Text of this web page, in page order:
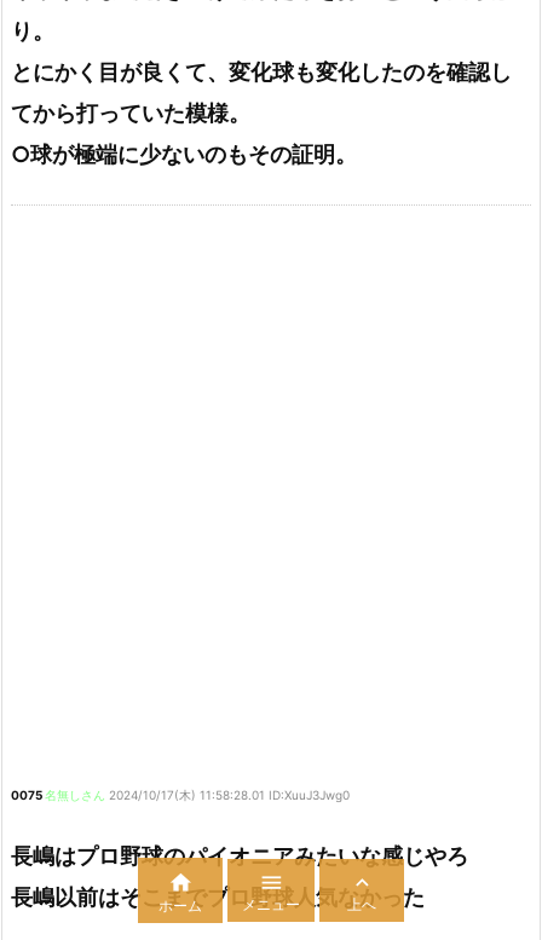
り。
とにかく目が良くて、変化球も変化したのを確認し
てから打っていた模様。
○球が極端に少ないのもその証明。
0075名無しさん 2024/10/17(木) 11:58:28.01 ID:XuuJ3Jwg0
長嶋はプロ野球のパイオニアみたいな感じやろ
長嶋以前はそこまでプロ野球人気なかった

ホーム

メニュー

上へ